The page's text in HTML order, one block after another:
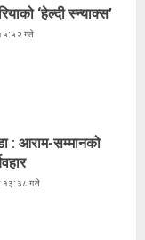
‘हेल्दी स्न्याक्स’
गते
: आराम-सम्मानको
१३:३८ गते